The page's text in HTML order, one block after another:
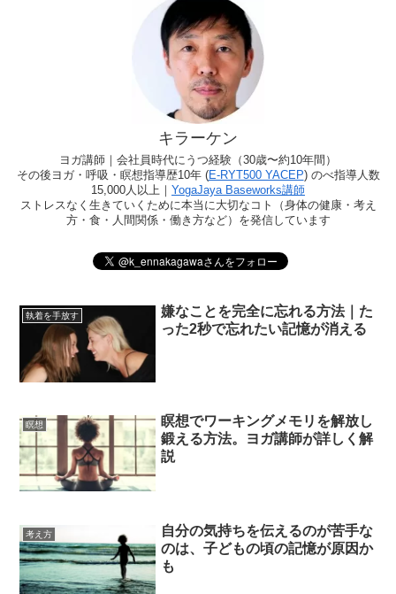
キラーケン
ヨガ講師｜会社員時代にうつ経験（30歳〜約10年間）
その後ヨガ・呼吸・瞑想指導歴10年 (E-RYT500 YACEP) のべ指導人数
15,000人以上｜ YogaJaya Baseworks講師
ストレスなく生きていくために本当に大切なコト（身体の健康・考え
方・食・人間関係・働き方など）を発信しています
執着を手放す
嫌なことを完全に忘れる方法｜た
った2秒で忘れたい記憶が消える
瞑想
瞑想でワーキングメモリを解放し
鍛える方法。ヨガ講師が詳しく解
説
考え方
自分の気持ちを伝えるのが苦手な
のは、子どもの頃の記憶が原因か
も